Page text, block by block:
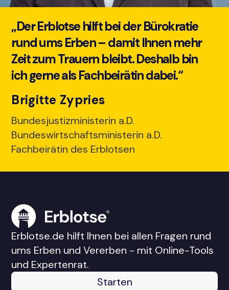
„Der Erblotse hilft bei der Bürokratie
rund ums Erben – damit Ihnen mehr
Zeit zum Trauern bleibt. Deshalb bin
ich gerne als Fachbeirätin dabei.“
Brigitte Zypries
Bundesjustizministerin a.D.
Bundeswirtschaftsministerin a.D.
Fachbeirätin des Erblotsen
Erblotse.de hilft Ihnen bei allen Fragen rund
ums Erben und Vererben - mit Online-Tools
und Expertenrat.
Starten